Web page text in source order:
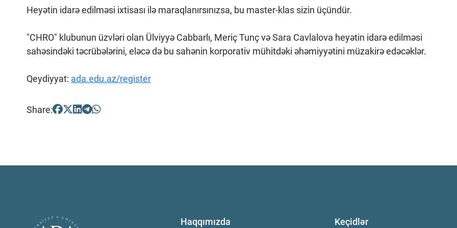
Heyətin idarə edilməsi ixtisası ilə maraqlanırsınızsa, bu master-klas sizin üçündür.
"CHRO" klubunun üzvləri olan Ülviyyə Cabbarlı, Meriç Tunç və Sara Cavlalova heyətin idarə edilməsi
sahəsindəki təcrübələrini, eləcə də bu sahənin korporativ mühitdəki əhəmiyyətini müzakirə edəcəklər.
Qeydiyyat: ada.edu.az/register
Share:
Haqqımızda Keçidlər